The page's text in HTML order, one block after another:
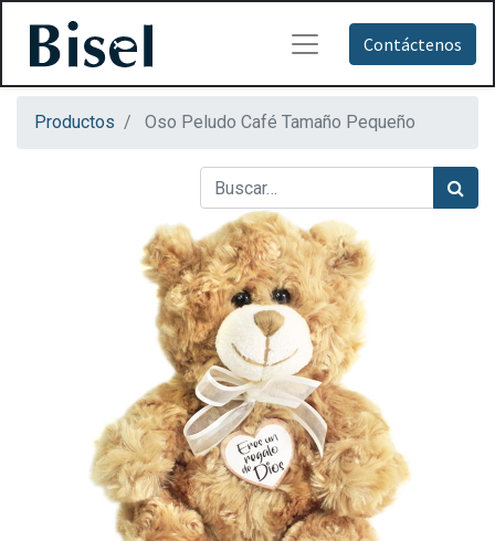
Contáctenos
Productos Oso Peludo Café Tamaño Pequeño